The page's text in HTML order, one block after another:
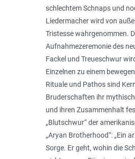
schlechtem Schnaps und
Liedermacher wird von
Tristesse wahrgenommen.
Aufnahmezeremonie des
Fackel und Treueschwur
Einzelnen zu einem
Rituale und Pathos sind
Bruderschaften ihr
und ihren Zusammenhalt
„Blutschwur“ der
„Aryan Brotherhood“: „Ein
Sorge. Er geht, wohin die